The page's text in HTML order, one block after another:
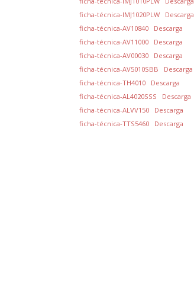
ficha-técnica-IMJ1020PLW
Descarga
ficha-técnica-AV10840
Descarga
ficha-técnica-AV11000
Descarga
ficha-técnica-AV00030
Descarga
ficha-técnica-AV5010SBB
Descarga
ficha-técnica-TH4010
Descarga
ficha-técnica-AL4020SSS
Descarga
ficha-técnica-ALVV150
Descarga
ficha-técnica-TTS5460
Descarga